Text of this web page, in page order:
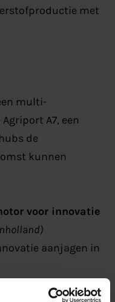
met
multi-
A7, een
de
kunnen
voor innovatie
aanjagen in